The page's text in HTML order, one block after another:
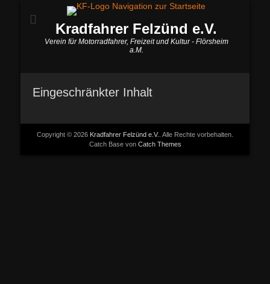
Kradfahrer Felzünd e.V.
Verein für Motorradfahrer, Freizeit und Kultur - Flörsheim
a.M.
Eingeschränkter Inhalt
Copyright © 2026 Kradfahrer Felzünd e.V. . Alle Rechte vorbehalten.
Catch Base von Catch Themes